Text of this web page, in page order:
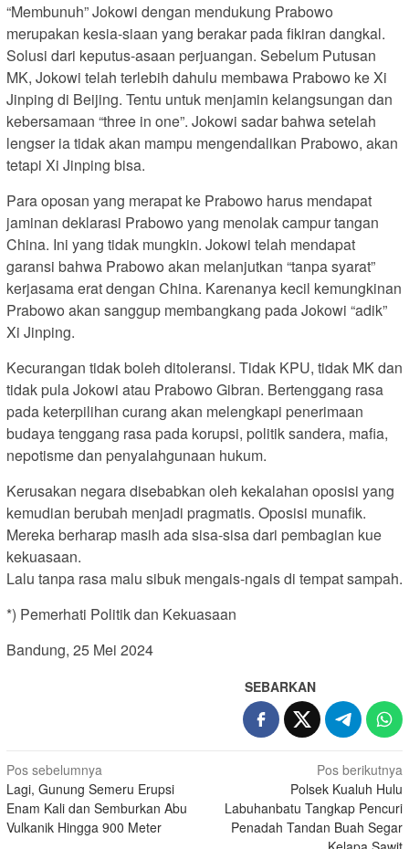
“Membunuh” Jokowi dengan mendukung Prabowo
merupakan kesia-siaan yang berakar pada fikiran dangkal.
Solusi dari keputus-asaan perjuangan. Sebelum Putusan
MK, Jokowi telah terlebih dahulu membawa Prabowo ke Xi
Jinping di Beijing. Tentu untuk menjamin kelangsungan dan
kebersamaan “three in one”. Jokowi sadar bahwa setelah
lengser ia tidak akan mampu mengendalikan Prabowo, akan
tetapi Xi Jinping bisa.
Para oposan yang merapat ke Prabowo harus mendapat
jaminan deklarasi Prabowo yang menolak campur tangan
China. Ini yang tidak mungkin. Jokowi telah mendapat
garansi bahwa Prabowo akan melanjutkan “tanpa syarat”
kerjasama erat dengan China. Karenanya kecil kemungkinan
Prabowo akan sanggup membangkang pada Jokowi “adik”
Xi Jinping.
Kecurangan tidak boleh ditoleransi. Tidak KPU, tidak MK dan
tidak pula Jokowi atau Prabowo Gibran. Bertenggang rasa
pada keterpilihan curang akan melengkapi penerimaan
budaya tenggang rasa pada korupsi, politik sandera, mafia,
nepotisme dan penyalahgunaan hukum.
Kerusakan negara disebabkan oleh kekalahan oposisi yang
kemudian berubah menjadi pragmatis. Oposisi munafik.
Mereka berharap masih ada sisa-sisa dari pembagian kue
kekuasaan.
Lalu tanpa rasa malu sibuk mengais-ngais di tempat sampah.
*) Pemerhati Politik dan Kekuasaan
Bandung, 25 Mei 2024
SEBARKAN
Navigasi
pos
Pos sebelumnya
Lagi, Gunung Semeru Erupsi
Enam Kali dan Semburkan Abu
Vulkanik Hingga 900 Meter
Pos berikutnya
Polsek Kualuh Hulu
Labuhanbatu Tangkap Pencuri
Penadah Tandan Buah Segar